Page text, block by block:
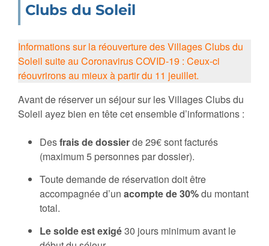
Clubs du Soleil
Informations sur la réouverture des Villages Clubs du
Soleil suite au Coronavirus COVID-19 : Ceux-ci
réouvrirons au mieux à partir du 11 jeuillet.
Avant de réserver un séjour sur les Villages Clubs du
Soleil ayez bien en tête cet ensemble d’informations :
Desfrais de dossierde 29€ sont facturés
(maximum 5 personnes par dossier).
Toute demande de réservation doit être
accompagnée d’un acompte de 30%du montant
total.
Le solde est exigé30 jours minimum avant le